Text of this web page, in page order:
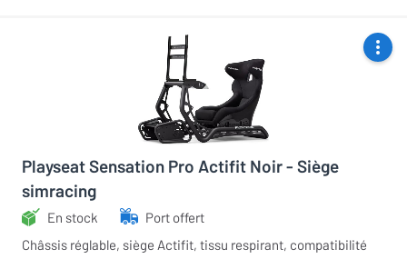
Playseat Sensation Pro Actifit Noir - Siège
simracing
En stock
Port offert
Châssis réglable, siège Actifit, tissu respirant, compatibilité